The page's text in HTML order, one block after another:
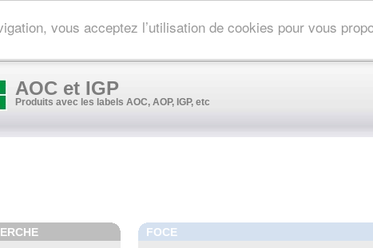
vous acceptez l’utilisation de cookies pour vous
AOC et IGP
Produits avec les labels AOC, AOP, IGP, etc
FOCE